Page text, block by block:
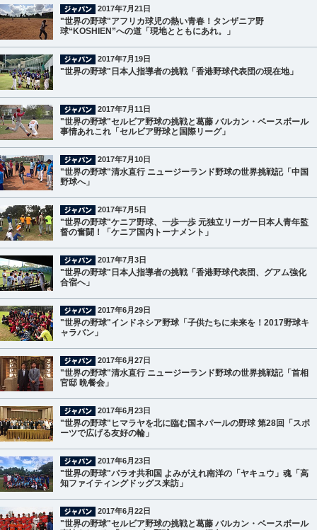
2017年7月21日
"世界の野球"アフリカ球児の熱い青春！タンザニア野
球“KOSHIEN”への道「現地とともにあれ。」
2017年7月19日
"世界の野球"日本人指導者の挑戦「香港野球代表団の現在地」
2017年7月11日
"世界の野球"セルビア野球の挑戦と葛藤 バルカン・ベースボール
事情あれこれ「セルビア野球と国際リーグ」
2017年7月10日
"世界の野球"清水直行 ニュージーランド野球の世界挑戦記「中国
野球へ」
2017年7月5日
"世界の野球"ケニア野球、一歩一歩 元独立リーガー日本人青年監
督の奮闘！「ケニア国内トーナメント」
2017年7月3日
"世界の野球"日本人指導者の挑戦「香港野球代表団、グアム強化
合宿へ」
2017年6月29日
"世界の野球"インドネシア野球「子供たちに未来を！2017野球キ
ャラバン」
2017年6月27日
"世界の野球"清水直行 ニュージーランド野球の世界挑戦記「首相
官邸 晩餐会」
2017年6月23日
"世界の野球"ヒマラヤを北に臨む国ネパールの野球 第28回「スポ
ーツで広げる友好の輪」
2017年6月23日
"世界の野球"パラオ共和国 よみがえれ南洋の「ヤキュウ」魂「高
知ファイティングドッグス来訪」
2017年6月22日
"世界の野球"セルビア野球の挑戦と葛藤 バルカン・ベースボール